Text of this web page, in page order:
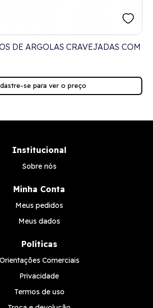
DE ARGOLAS CRAVEJADAS COM
se para ver o preço
Institucional
Sobre nós
Minha Conta
Meus pedidos
Meus dados
Políticas
Orientações Comerciais
Privacidade
Termos de uso